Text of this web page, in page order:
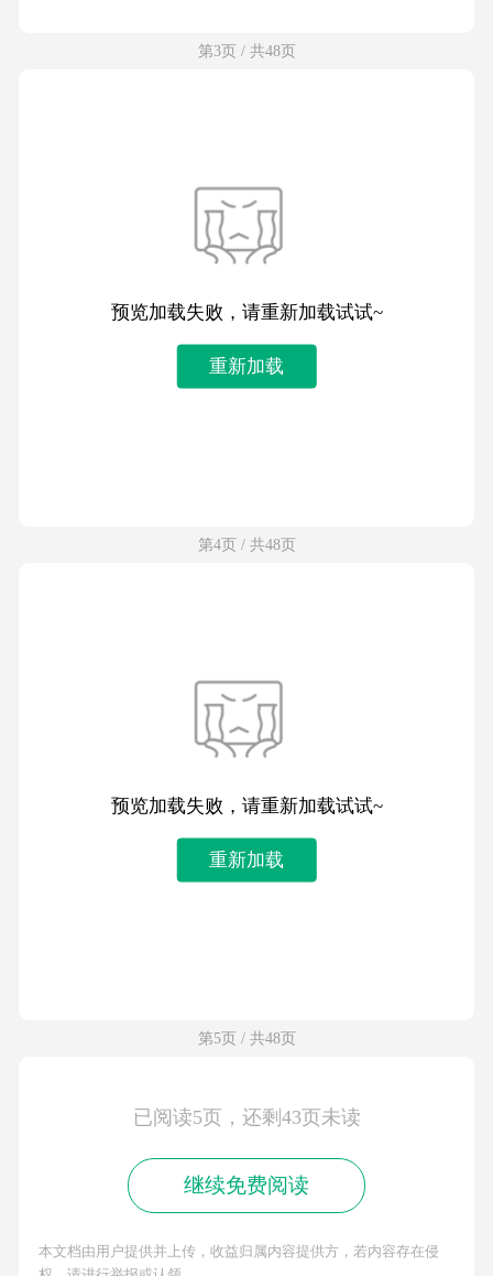
第3页 / 共48页
预览加载失败，请重新加载试试~
重新加载
第4页 / 共48页
预览加载失败，请重新加载试试~
重新加载
第5页 / 共48页
已阅读5页，还剩43页未读
继续免费阅读
本文档由用户提供并上传，收益归属内容提供方，若内容存在侵